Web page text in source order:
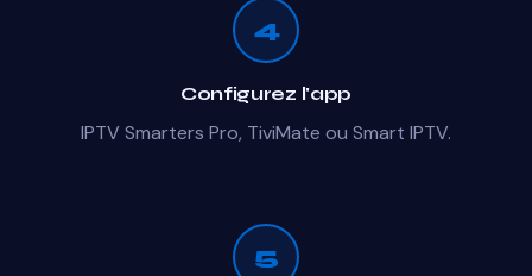
4
Configurez l'app
IPTV Smarters Pro, TiviMate ou Smart IPTV.
5